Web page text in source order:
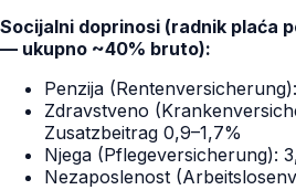
Socijalni doprinosi (radnik plaća
— ukupno ~40% bruto):
Penzija
Zdravstveno
Zusatzbeitrag 0,9–1,7%
Njega (Pflegeversicherung):
Nezaposlenost